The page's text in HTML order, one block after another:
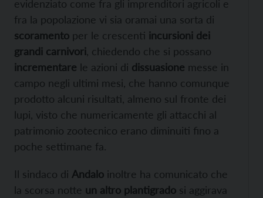
evidenziato come fra gli imprenditori agricoli e
fra la popolazione vi sia oramai una sorta di
scoramento per le crescenti incursioni dei
grandi carnivori , chiedendo che si possano
incrementare le azioni di dissuasione messe in
campo negli ultimi mesi, che hanno comunque
prodotto alcuni risultati, almeno sul fronte dei
lupi, visto che numericamente gli attacchi al
patrimonio zootecnico erano diminuiti fino a
poche settimane fa.
Il sindaco di Andalo inoltre ha comunicato che
la scorsa notte un altro plantigrado si aggirava